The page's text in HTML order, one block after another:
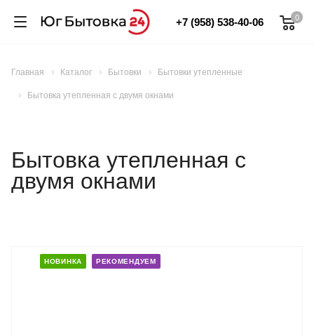
0
+7 (958) 538-40-06
Главная Каталог Бытовки Бытовки утепленные
Бытовка утепленная с двумя окнами
Бытовка утепленная с
двумя окнами
НОВИНКА РЕКОМЕНДУЕМ